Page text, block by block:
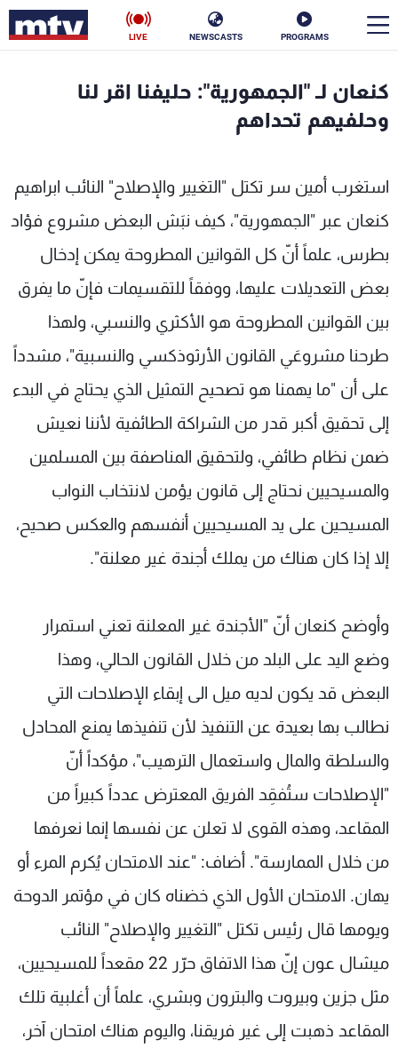
PROGRAMS
NEWSCASTS
LIVE
كنعان لـ "الجمهورية": حليفنا اقر لنا
وحلفيهم تحداهم
استغرب أمين سر تكتل "التغيير والإصلاح" النائب ابراهيم
كنعان عبر "الجمهورية"، كيف نبَش البعض مشروع فؤاد
بطرس، علماً أنّ كل القوانين المطروحة يمكن إدخال
بعض التعديلات عليها، ووفقاً للتقسيمات فإنّ ما يفرق
بين القوانين المطروحة هو الأكثري والنسبي، ولهذا
طرحنا مشروعَي القانون الأرثوذكسي والنسبية"، مشدداً
على أن "ما يهمنا هو تصحيح التمثيل الذي يحتاج في البدء
إلى تحقيق أكبر قدر من الشراكة الطائفية لأننا نعيش
ضمن نظام طائفي، ولتحقيق المناصفة بين المسلمين
والمسيحيين نحتاج إلى قانون يؤمن لانتخاب النواب
المسيحين على يد المسيحيين أنفسهم والعكس صحيح،
إلا إذا كان هناك من يملك أجندة غير معلنة".
وأوضح كنعان أنّ "الأجندة غير المعلنة تعني استمرار
وضع اليد على البلد من خلال القانون الحالي، وهذا
البعض قد يكون لديه ميل الى إبقاء الإصلاحات التي
نطالب بها بعيدة عن التنفيذ لأن تنفيذها يمنع المحادل
والسلطة والمال واستعمال الترهيب"، مؤكداً أنّ
"الإصلاحات ستُفقِد الفريق المعترض عدداً كبيراً من
المقاعد، وهذه القوى لا تعلن عن نفسها إنما نعرفها
من خلال الممارسة". أضاف: "عند الامتحان يُكرم المرء أو
يهان. الامتحان الأول الذي خضناه كان في مؤتمر الدوحة
ويومها قال رئيس تكتل "التغيير والإصلاح" النائب
ميشال عون إنّ هذا الاتفاق حرّر 22 مقعداً للمسيحيين،
مثل جزين وبيروت والبترون وبشري، علماً أن أغلبية تلك
المقاعد ذهبت إلى غير فريقنا، واليوم هناك امتحان آخر،
الأخبار
منوعات رياضة
كأس العالم
البرامج
جدول البرامج
شاهد البرامج
عن MTV
الإنـتـاج
لاعلاناتكم
وظائف
تواصل معنا
شروط الإسـتخدام
سياسة الخصوصية